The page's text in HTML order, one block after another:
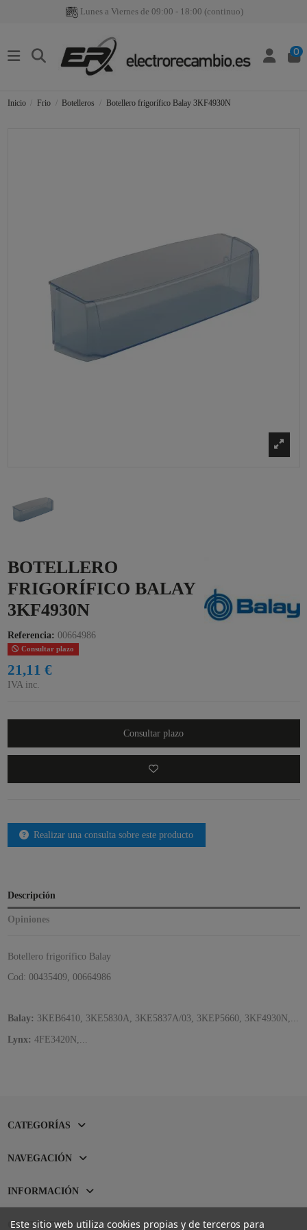
Lunes a Viernes de 09:00 - 18:00 (continuo)
0
Inicio Frio Botelleros Botellero frigorífico Balay 3KF4930N
BOTELLERO
FRIGORÍFICO BALAY
3KF4930N
Referencia: 00664986
Consultar plazo
21,11 €
IVA inc.
Consultar plazo
Realizar una consulta sobre este producto
Descripción
Opiniones
Botellero frigorífico Balay
Cod: 00435409, 00664986
Balay: 3KEB6410, 3KE5830A, 3KE5837A/03, 3KEP5660, 3KF4930N,...
Lynx: 4FE3420N,...
CATEGORÍAS
NAVEGACIÓN
INFORMACIÓN
CONTACTO
Este sitio web utiliza cookies propias y de terceros para